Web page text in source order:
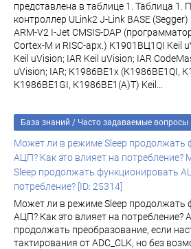
представлена в таблице 1. Таблица
контроллер ULink2 J-Link BASE (Segger)
ARM-V2 I-Jet CMSIS-DAP
Cortex-M и RISC-арх.) К1901ВЦ1QI Keil
Keil uVision; IAR Keil uVision; IAR
uVision; IAR; К1986ВЕ1x (К1986ВЕ1QI,
К1986ВЕ1GI, К1986ВЕ1(A)T) Keil...
База знаний / Часто задаваемые вопросы
Может ли в режиме Sleep продолжать
АЦП? Как это влияет на
Sleep продолжать функционировать
потребление? [ID: 25314]
Может ли в режиме Sleep продолжать
АЦП? Как это влияет на
продолжать преобразование, если
тактирования от ADC_CLK, но без